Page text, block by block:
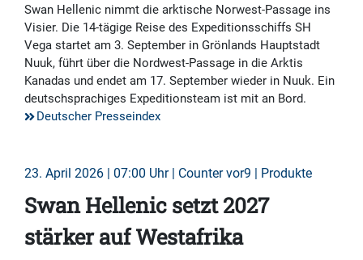
Swan Hellenic nimmt die arktische Norwest-Passage ins
Visier. Die 14-tägige Reise des Expeditionsschiffs SH
Vega startet am 3. September in Grönlands Hauptstadt
Nuuk, führt über die Nordwest-Passage in die Arktis
Kanadas und endet am 17. September wieder in Nuuk. Ein
deutschsprachiges Expeditionsteam ist mit an Bord.
Deutscher Presseindex
23. April 2026 | 07:00 Uhr | Counter vor9 | Produkte
Swan Hellenic setzt 2027
stärker auf Westafrika